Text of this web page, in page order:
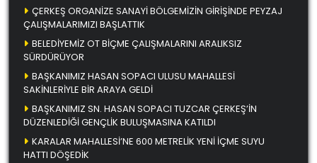
ÇERKEŞ ORGANİZE SANAYİ BÖLGEMİZİN GİRİŞİNDE PEYZAJ
ÇALIŞMALARIMIZI BAŞLATTIK
BELEDİYEMİZ OT BİÇME ÇALIŞMALARINI ARALIKSIZ
SÜRDÜRÜYOR
BAŞKANIMIZ HASAN SOPACI ULUSU MAHALLESİ
SAKİNLERİYLE BİR ARAYA GELDİ
BAŞKANIMIZ SN. HASAN SOPACI TUZCAR ÇERKEŞ’İN
DÜZENLEDİĞİ GENÇLİK BULUŞMASINA KATILDI
KARALAR MAHALLESİ’NE 600 METRELİK YENİ İÇME SUYU
HATTI DÖŞEDİK